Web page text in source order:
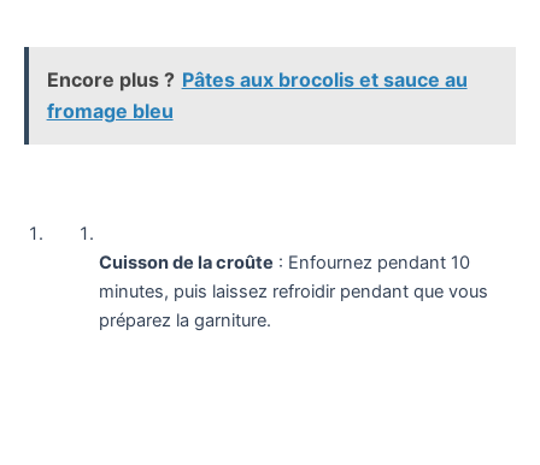
Encore plus ? Pâtes aux brocolis et sauce au
fromage bleu
Cuisson de la croûte : Enfournez pendant 10
minutes, puis laissez refroidir pendant que vous
préparez la garniture.